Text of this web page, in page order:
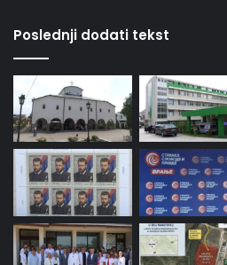
Poslednji dodati tekst